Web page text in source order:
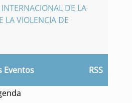
DE LA
LA VIOLENCIA DE
Eventos RSS